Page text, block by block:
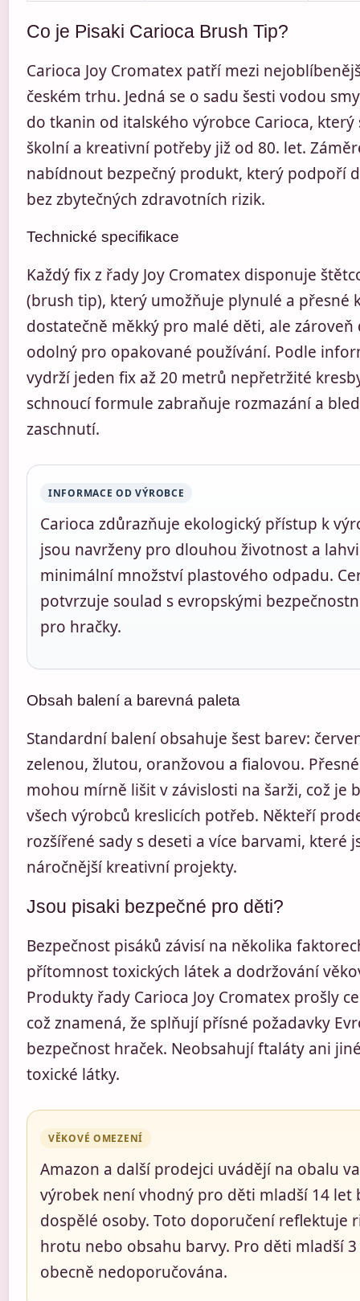
Co je Pisaki Carioca Brush Tip?
Carioca Joy Cromatex patří mezi
českém trhu. Jedná se o sadu šesti vodou
do tkanin od italského výrobce Carioca, který
školní a kreativní potřeby již od 80. let.
nabídnout bezpečný produkt, který podpoří
bez zbytečných zdravotních rizik.
Technické specifikace
Každý fix z řady Joy Cromatex disponuje
(brush tip), který umožňuje plynulé a přesné
dostatečně měkký pro malé děti, ale zároveň
odolný pro opakované používání. Podle
vydrží jeden fix až 20 metrů nepřetržité
schnoucí formule zabraňuje rozmazání a
zaschnutí.
INFORMACE OD VÝROBCE
Carioca zdůrazňuje ekologický přístup k
jsou navrženy pro dlouhou životnost a
minimální množství plastového odpadu.
potvrzuje soulad s evropskými
pro hračky.
Obsah balení a barevná paleta
Standardní balení obsahuje šest barev:
zelenou, žlutou, oranžovou a fialovou.
mohou mírně lišit v závislosti na šarži, což je
všech výrobců kreslicích potřeb. Někteří
rozšířené sady s deseti a více barvami, které
náročnější kreativní projekty.
Jsou pisaki bezpečné pro děti?
Bezpečnost pisáků závisí na několika
přítomnost toxických látek a dodržování
Produkty řady Carioca Joy Cromatex prošly
což znamená, že splňují přísné požadavky
bezpečnost hraček. Neobsahují ftaláty ani
toxické látky.
VĚKOVÉ OMEZENÍ
Amazon a další prodejci uvádějí na obalu
výrobek není vhodný pro děti mladší 14 let
dospělé osoby. Toto doporučení reflektuje
hrotu nebo obsahu barvy. Pro děti mladší
obecně nedoporučována.